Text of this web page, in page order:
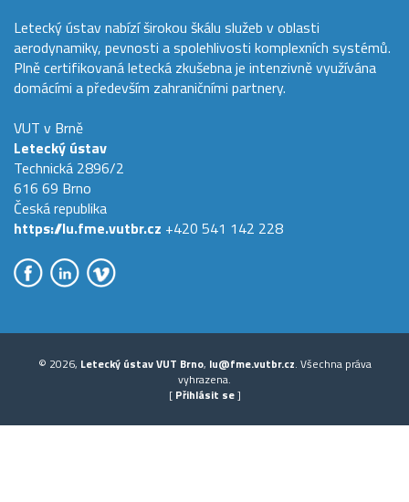
Letecký ústav nabízí širokou škálu služeb v oblasti
aerodynamiky, pevnosti a spolehlivosti komplexních systémů.
Plně certifikovaná letecká zkušebna je intenzivně využívána
domácími a především zahraničními partnery.
VUT v Brně
Letecký ústav
Technická 2896/2
616 69 Brno
Česká republika
https://lu.fme.vutbr.cz +420 541 142 228
© 2026, Letecký ústav VUT Brno, lu@fme.vutbr.cz. Všechna práva
vyhrazena.
[ Přihlásit se]